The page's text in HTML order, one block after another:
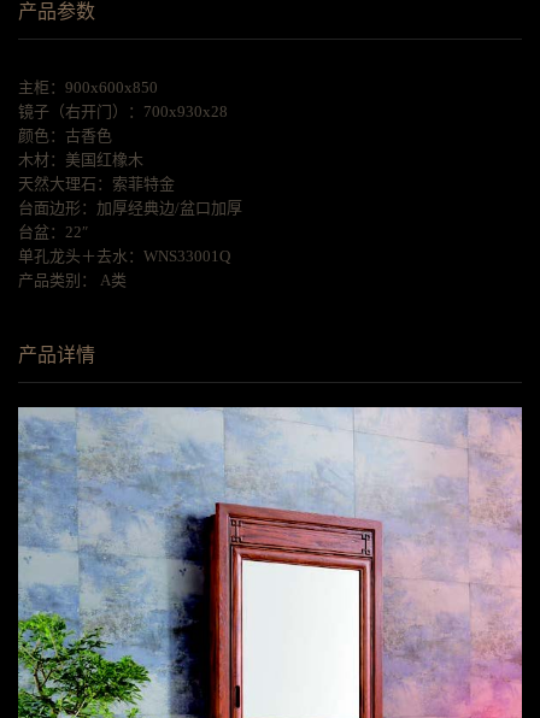
产品参数
主柜：900x600x850
镜子（右开门）：700x930x28
颜色：古香色
木材：美国红橡木
天然大理石：索菲特金
台面边形：加厚经典边/盆口加厚
台盆：22″
单孔龙头＋去水：WNS33001Q
产品类别： A类
产品详情